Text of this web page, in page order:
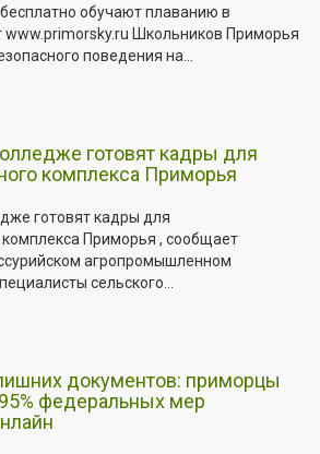
обучают плаванию в
www.primorsky.ru Школьников Приморья
поведения на...
готовят кадры для
комплекса Приморья
готовят кадры для
Приморья , сообщает
агропромышленном
сельского...
документов: приморцы
федеральных мер